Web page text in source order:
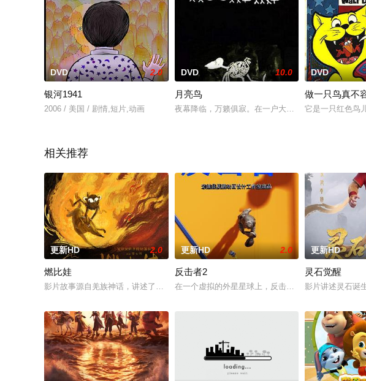
DVD 2.0
银河1941
2006 / 美国 / 剧情,短片,动画
DVD 10.0
月亮鸟
夜幕降临，万籁俱寂。在一户大房子内，快乐的小男
DVD
做一只鸟真不
它是一只红色鸟
相关推荐
更新HD 2.0
燃比娃
影片故事源自羌族神话，讲述了一只被人类抚养长大的猴子，追寻母亲阿勿巴吉（周迅 配
更新HD 2.0
反击者2
在一个虚拟的外星星球上，反击者是一个专业的商业
更新HD
灵石觉醒
影片讲述灵石诞